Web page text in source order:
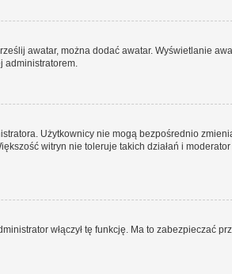
awatar, można dodać awatar. Wyświetlanie
administratorem.
Użytkownicy nie mogą bezpośrednio
witryn nie toleruje takich działań i
włączył tę funkcję. Ma to zabezpieczać